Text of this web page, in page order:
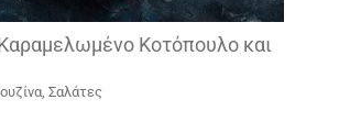
Κοτόπουλο και
, Σαλάτες